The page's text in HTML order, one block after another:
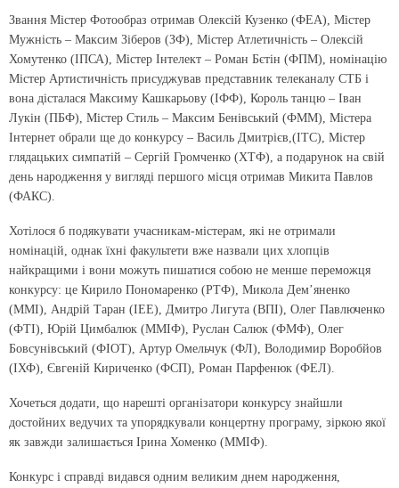
Звання Містер Фотообраз отримав Олексій Кузенко (ФЕА), Містер
Мужність – Максим Зіберов (ЗФ), Містер Атлетичність – Олексій
Хомутенко (ІПСА), Містер Інтелект – Роман Бєтін (ФПМ), номінацію
Містер Артистичність присуджував представник телеканалу СТБ і
вона дісталася Максиму Кашкарьову (ІФФ), Король танцю – Іван
Лукін (ПБФ), Містер Стиль – Максим Бенівський (ФММ), Містера
Інтернет обрали ще до конкурсу – Василь Дмитрієв,(ІТС), Містер
глядацьких симпатій – Сергій Громченко (ХТФ), а подарунок на свій
день народження у вигляді першого місця отримав Микита Павлов
(ФАКС).
Хотілося б подякувати учасникам-містерам, які не отримали
номінацій, однак їхні факультети вже назвали цих хлопців
найкращими і вони можуть пишатися собою не менше переможця
конкурсу: це Кирило Пономаренко (РТФ), Микола Дем’яненко
(ММІ), Андрій Таран (ІЕЕ), Дмитро Лигута (ВПІ), Олег Павлюченко
(ФТІ), Юрій Цимбалюк (ММІФ), Руслан Салюк (ФМФ), Олег
Бовсунівський (ФІОТ), Артур Омельчук (ФЛ), Володимир Воробйов
(ІХФ), Євгеній Кириченко (ФСП), Роман Парфенюк (ФЕЛ).
Хочеться додати, що нарешті організатори конкурсу знайшли
достойних ведучих та упорядкували концертну програму, зіркою якої
як завжди залишається Ірина Хоменко (ММІФ).
Конкурс і справді видався одним великим днем народження,